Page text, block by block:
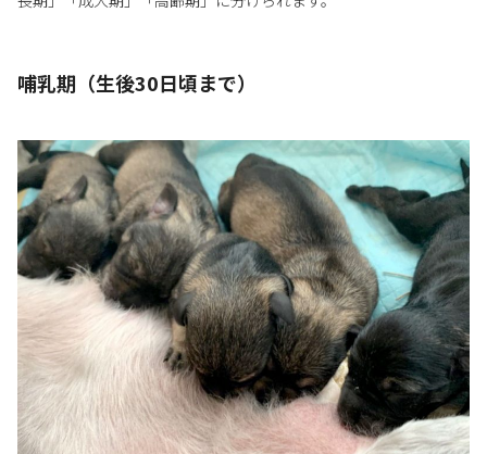
哺乳期（生後30日頃まで）